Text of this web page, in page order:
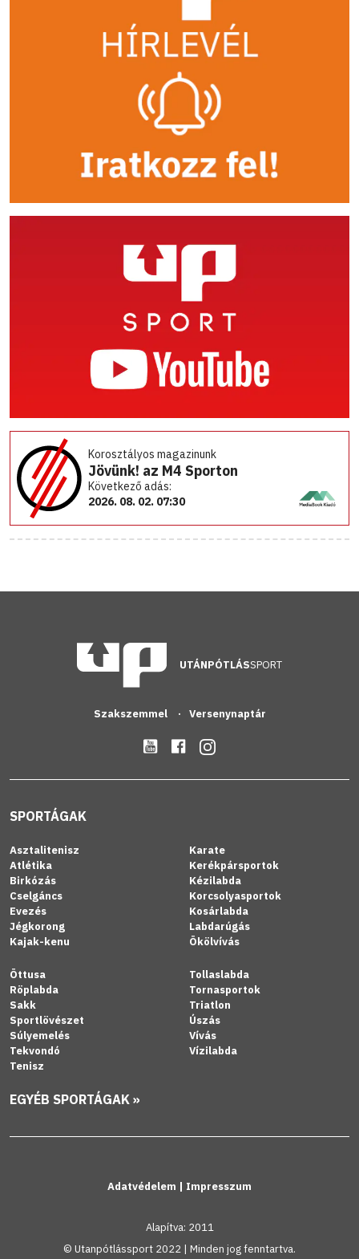
Korosztályos magazinunk
Jövünk! az M4 Sporton
Következő adás:
2026. 08. 02. 07:30
UTÁNPÓTLÁSSPORT
Szakszemmel Versenynaptár
SPORTÁGAK
Asztalitenisz
Atlétika
Birkózás
Cselgáncs
Evezés
Jégkorong
Kajak-kenu
Karate
Kerékpársportok
Kézilabda
Korcsolyasportok
Kosárlabda
Labdarúgás
Ökölvívás
Öttusa
Röplabda
Sakk
Sportlövészet
Súlyemelés
Tekvondó
Tenisz
Tollaslabda
Tornasportok
Triatlon
Úszás
Vívás
Vízilabda
EGYÉB SPORTÁGAK »
Adatvédelem | Impresszum
Alapítva: 2011
© Utanpótlássport 2022 | Minden jog fenntartva.